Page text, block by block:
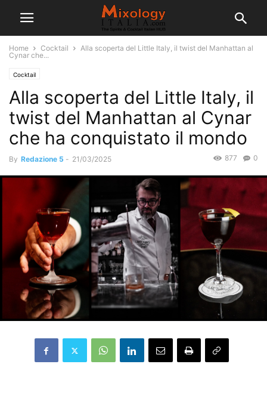
Home Cocktail
Alla scoperta del Little Italy, il twist del Manhattan al
Cynar che...
Cocktail
Alla scoperta del Little Italy, il
twist del Manhattan al Cynar
che ha conquistato il mondo
By Redazione 5 - 21/03/2025 0
877